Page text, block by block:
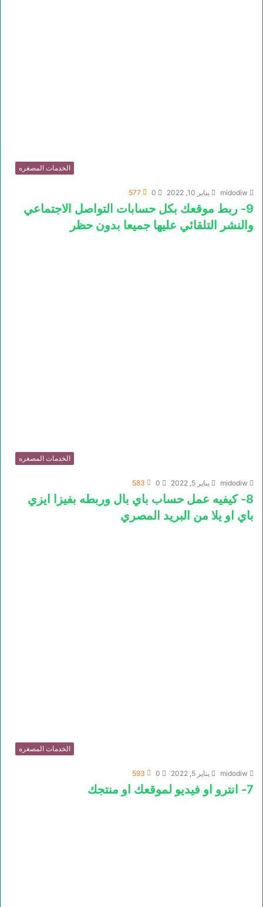
الخدمات المصغره
midodiw يناير 10, 2022 0
577
9- ربط موقعك بكل حسابات التواصل الاجتماعي
والنشر التلقائي عليها جميعا بدون حظر
الخدمات المصغره
midodiw يناير 5, 2022 0
583
8- كيفيه عمل حساب باي بال وربطه بفيزا ايزي
باي او يلا من البريد المصري
الخدمات المصغره
midodiw يناير 5, 2022 0
593
7- انترو او فيديو لموقعك او منتجك